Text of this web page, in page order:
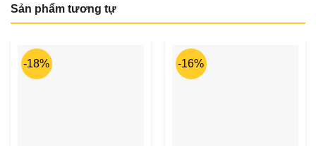
Sản phẩm tương tự
-18% -16%